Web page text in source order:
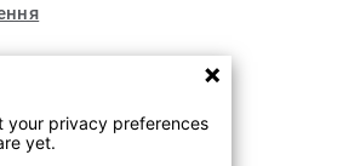
your privacy preferences
yet.